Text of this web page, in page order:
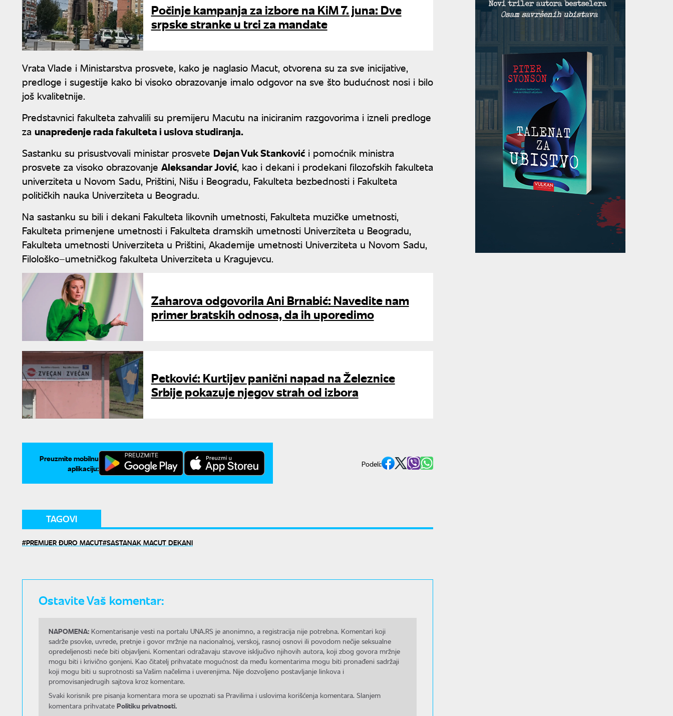
Počinje kampanja za izbore na KiM 7. juna: Dve
srpske stranke u trci za mandate
Vrata Vlade i Ministarstva prosvete, kako je naglasio Macut, otvorena su za sve inicijative,
predloge i sugestije kako bi visoko obrazovanje imalo odgovor na sve što budućnost nosi i bilo
još kvalitetnije.
Predstavnici fakulteta zahvalili su premijeru Macutu na iniciranim razgovorima i izneli predloge
za unapređenje rada fakulteta i uslova studiranja.
Sastanku su prisustvovali ministar prosvete Dejan Vuk Stanković i pomoćnik ministra
prosvete za visoko obrazovanje Aleksandar Jović, kao i dekani i prodekani filozofskih fakulteta
univerziteta u Novom Sadu, Prištini, Nišu i Beogradu, Fakulteta bezbednosti i Fakulteta
političkih nauka Univerziteta u Beogradu.
Na sastanku su bili i dekani Fakulteta likovnih umetnosti, Fakulteta muzičke umetnosti,
Fakulteta primenjene umetnosti i Fakulteta dramskih umetnosti Univerziteta u Beogradu,
Fakulteta umetnosti Univerziteta u Prištini, Akademije umetnosti Univerziteta u Novom Sadu,
Filološko–umetničkog fakulteta Univerziteta u Kragujevcu.
Zaharova odgovorila Ani Brnabić: Navedite nam
primer bratskih odnosa, da ih uporedimo
Petković: Kurtijev panični napad na Železnice
Srbije pokazuje njegov strah od izbora
Preuzmite mobilnu
aplikaciju:
Podeli:
TAGOVI
PREMIJER ĐURO MACUT SASTANAK MACUT DEKANI
Ostavite Vaš komentar:
NAPOMENA: Komentarisanje vesti na portalu UNA.RS je anonimno, a registracija nije potrebna. Komentari koji
sadrže psovke, uvrede, pretnje i govor mržnje na nacionalnoj, verskoj, rasnoj osnovi ili povodom nečije seksualne
opredeljenosti neće biti objavljeni. Komentari odražavaju stavove isključivo njihovih autora, koji zbog govora mržnje
mogu biti i krivično gonjeni. Kao čitatelj prihvatate mogućnost da među komentarima mogu biti pronađeni sadržaji
koji mogu biti u suprotnosti sa Vašim načelima i uverenjima. Nije dozvoljeno postavljanje linkova i
promovisanjedrugih sajtova kroz komentare.
Svaki korisnik pre pisanja komentara mora se upoznati sa Pravilima i uslovima korišćenja komentara. Slanjem
komentara prihvatate Politiku privatnosti.